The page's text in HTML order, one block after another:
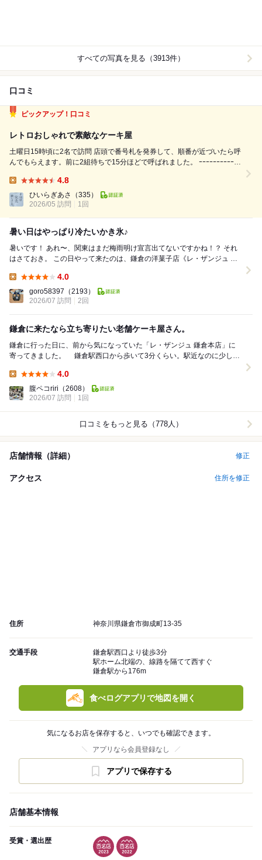
すべての写真を見る（3913件）
口コミ
ピックアップ！口コミ
レトロおしゃれで素敵なケーキ屋
土曜日15時頃に2名で訪問 店頭で番号札を発券して、順番が近づいたら呼
んでもらえます。前に2組待ちで15分ほどで呼ばれました。 ｰｰｰｰｰｰｰｰｰｰｰｰ
4.8
ひいらぎあさ
（335）
2026/05 訪問
1回
暑い日はやっぱり冷たいかき氷♪
暑いです！ あれ〜、関東はまだ梅雨明け宣言出てないですかね！？ それ
はさておき。 この日やって来たのは、鎌倉の洋菓子店《レ・ザンジュ 鎌
4.0
goro58397 （2193）
2026/07 訪問
2回
鎌倉に来たなら立ち寄りたい老舗ケーキ屋さん。
鎌倉に行った日に、前から気になっていた「レ・ザンジュ 鎌倉本店」に
寄ってきました。 鎌倉駅西口から歩いて3分くらい。駅近なのに少し落
4.0
腹ペコriri （2608）
2026/07 訪問
1回
口コミをもっと見る（778人）
店舗情報（詳細） 修正
アクセス 住所を修正
住所 神奈川県鎌倉市御成町13-35
交通手段
鎌倉駅西口より徒歩3分
駅ホーム北端の、線路を隔てて西すぐ
鎌倉駅から176m
食べログアプリで地図を開く
気になるお店を保存すると、いつでも確認できます。
アプリなら会員登録なし
アプリで保存する
店舗基本情報
受賞・選出歴